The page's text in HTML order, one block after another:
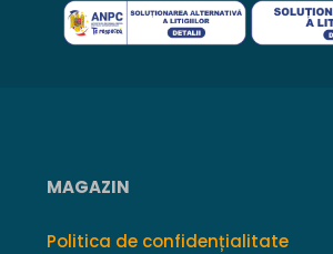
MAGAZIN
Politica de confidențialitate